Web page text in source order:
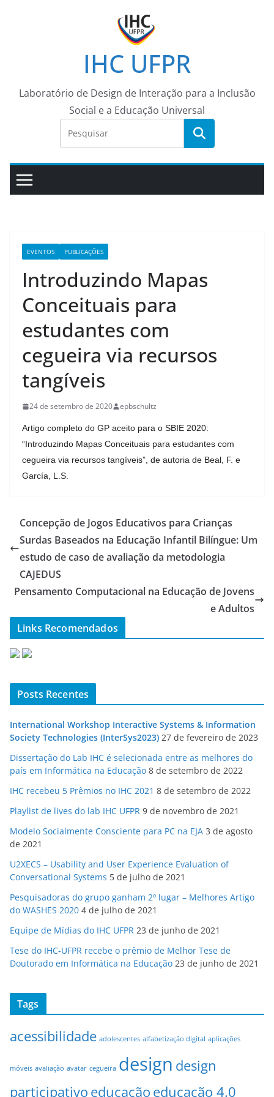
IHC UFPR
Laboratório de Design de Interação para a Inclusão
Social e a Educação Universal
EVENTOS PUBLICAÇÕES
Introduzindo Mapas
Conceituais para
estudantes com
cegueira via recursos
tangíveis
24 de setembro de 2020 epbschultz
Artigo completo do GP aceito para o SBIE 2020:
“Introduzindo Mapas Conceituais para estudantes com
cegueira via recursos tangíveis”, de autoria de Beal, F. e
García, L.S.
Concepção de Jogos Educativos para Crianças
Surdas Baseados na Educação Infantil Bilíngue: Um
estudo de caso de avaliação da metodologia
CAJEDUS
Pensamento Computacional na Educação de Jovens
e Adultos
Links Recomendados
Posts Recentes
International Workshop Interactive Systems & Information
Society Technologies (InterSys2023) 27 de fevereiro de 2023
Dissertação do Lab IHC é selecionada entre as melhores do
país em Informática na Educação 8 de setembro de 2022
IHC recebeu 5 Prêmios no IHC 2021 8 de setembro de 2022
Playlist de lives do lab IHC UFPR 9 de novembro de 2021
Modelo Socialmente Consciente para PC na EJA 3 de agosto
de 2021
U2XECS – Usability and User Experience Evaluation of
Conversational Systems 5 de julho de 2021
Pesquisadoras do grupo ganham 2º lugar – Melhores Artigo
do WASHES 2020 4 de julho de 2021
Equipe de Mídias do IHC UFPR 23 de junho de 2021
Tese do IHC-UFPR recebe o prêmio de Melhor Tese de
Doutorado em Informática na Educação 23 de junho de 2021
Tags
acessibilidade adolescentes alfabetização digital aplicações
móveis avaliação avatar cegueira design design
participativo educação educação 4.0